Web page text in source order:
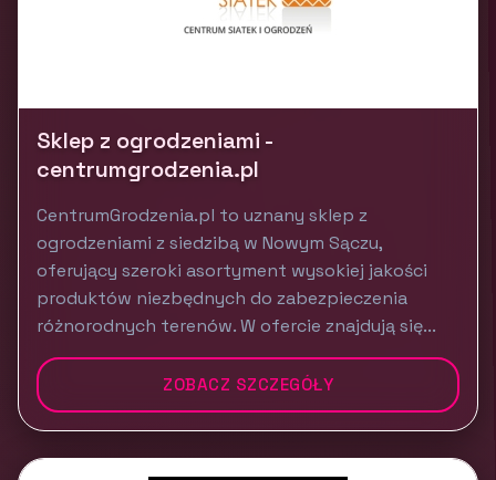
Sklep z ogrodzeniami -
centrumgrodzenia.pl
CentrumGrodzenia.pl to uznany sklep z
ogrodzeniami z siedzibą w Nowym Sączu,
oferujący szeroki asortyment wysokiej jakości
produktów niezbędnych do zabezpieczenia
różnorodnych terenów. W ofercie znajdują się...
ZOBACZ SZCZEGÓŁY